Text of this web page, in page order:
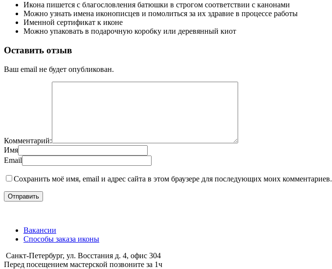
Икона пишется с благословления батюшки в строгом соответствии с канонами
Можно узнать имена иконописцев и помолиться за их здравие в процессе работы
Именной сертификат к иконе
Можно упаковать в подарочную коробку или деревянный киот
Оставить отзыв
Ваш email не будет опубликован.
Комментарий:
Имя
Email
Сохранить моё имя, email и адрес сайта в этом браузере для последующих моих комментариев.
Вакансии
Способы заказа иконы
Санкт-Петербург, ул. Восстания д. 4, офис 304
Перед посещением мастерской позвоните за 1ч